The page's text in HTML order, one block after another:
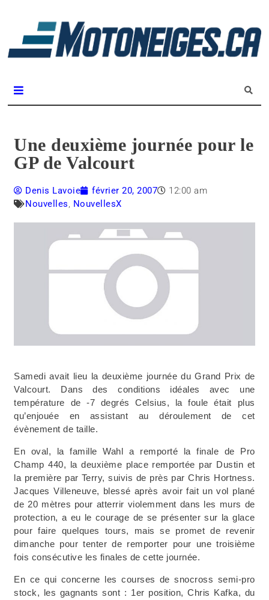
Une deuxième journée pour le
GP de Valcourt
Denis Lavoie février 20, 2007
12:00 am
Nouvelles, NouvellesX
Samedi avait lieu la deuxième journée du Grand Prix de
Valcourt. Dans des conditions idéales avec une
température de -7 degrés Celsius, la foule était plus
qu’enjouée en assistant au déroulement de cet
évènement de taille.
En oval, la famille Wahl a remporté la finale de Pro
Champ 440, la deuxième place remportée par Dustin et
la première par Terry, suivis de près par Chris Hortness.
Jacques Villeneuve, blessé après avoir fait un vol plané
de 20 mètres pour atterrir violemment dans les murs de
protection, a eu le courage de se présenter sur la glace
pour faire quelques tours, mais se promet de revenir
dimanche pour tenter de remporter pour une troisième
fois consécutive les finales de cette journée.
En ce qui concerne les courses de snocross semi-pro
stock, les gagnants sont : 1er position, Chris Kafka, du